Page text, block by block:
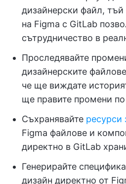
дизайнерски файл, тъй
на Figma с GitLab
сътрудничество в
Проследявайте
дизайнерските
че ще виждате
ще правите промени
Съхранявайте ресурси
Figma файлове и
директно в GitLab
Генерирайте
дизайн директно от